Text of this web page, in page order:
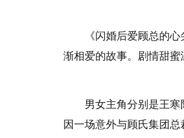
《闪婚后爱顾总的
渐相爱的故事。剧情甜蜜
男女主角分别是王
因一场意外与顾氏集团